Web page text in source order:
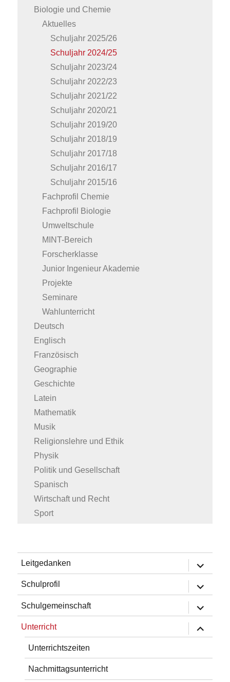
Biologie und Chemie
Aktuelles
Schuljahr 2025/26
Schuljahr 2024/25
Schuljahr 2023/24
Schuljahr 2022/23
Schuljahr 2021/22
Schuljahr 2020/21
Schuljahr 2019/20
Schuljahr 2018/19
Schuljahr 2017/18
Schuljahr 2016/17
Schuljahr 2015/16
Fachprofil Chemie
Fachprofil Biologie
Umweltschule
MINT-Bereich
Forscherklasse
Junior Ingenieur Akademie
Projekte
Seminare
Wahlunterricht
Deutsch
Englisch
Französisch
Geographie
Geschichte
Latein
Mathematik
Musik
Religionslehre und Ethik
Physik
Politik und Gesellschaft
Spanisch
Wirtschaft und Recht
Sport
Leitgedanken
öffnen
Schulprofil
öffnen
Schulgemeinschaft
öffnen
Unterricht
öffnen
Unterrichtszeiten
Nachmittagsunterricht